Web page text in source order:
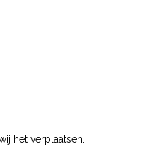
het verplaatsen.